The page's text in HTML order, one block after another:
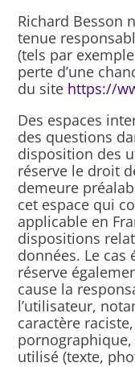
Richard Besson
tenue
(tels par
perte d’une
du site https://
Des espaces
des questions
disposition des
réserve le droit
demeure
cet espace qui
applicable en
dispositions
données. Le cas
réserve
cause la
l’utilisateur,
caractère
utilisé (texte,